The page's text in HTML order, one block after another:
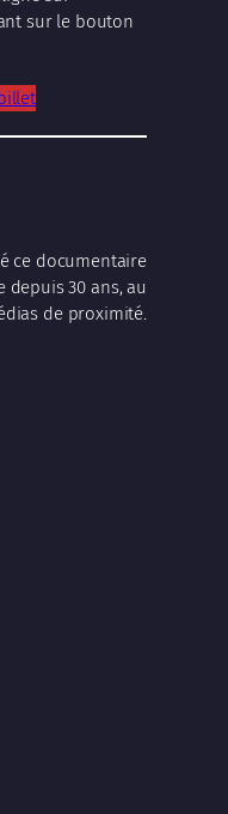
sur le bouton
ce documentaire
30 ans, au
de proximité.